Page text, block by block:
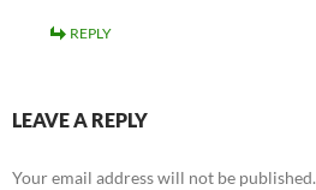
REPLY
LEAVE A REPLY
Your email address will not be published.